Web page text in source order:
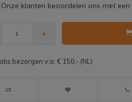
Onze klanten beoordelen ons met een
+
bezorgen v.a. € 150,- (NL)